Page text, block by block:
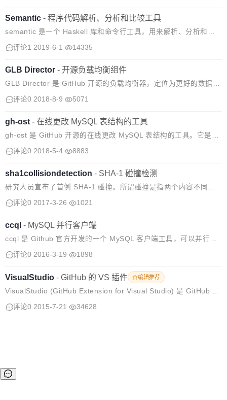
Semantic - 程序代码解析、分析和比较工具
semantic 是一个 Haskell 库和命令行工具，用来解析、分析和比
较程序代码。 使用方法： Parse Diff Graph 支持的编程语言：
评论1 2019-6-1 14335
GLB Director - 开源负载均衡组件
GLB Director 是 GitHub 开源的负载均衡器，定位为更好的数据中
心负载均衡器。 GLB Director 是第4层负载均衡器，可在大量物理
评论0 2018-8-9 5071
gh-ost - ​在线更改 MySQL 表结构的工具
gh-ost 是 GitHub 开源的在线更改 MySQL 表结构的工具。它是可
测试的，并提供了停止服务(pausability)、动态控制/重新配置、审
评论0 2018-5-4 8883
sha1collisiondetection - SHA-1 碰撞检测
研究人员宣布了首例 SHA-1 碰撞。所谓碰撞是指两个内容不同的
对象产生了相同的 SHA-1 哈希值。 在 Git 版本控制系统中，每个
评论0 2017-3-26 1021
ccql - MySQL 并行客户端
ccql 是 Github 官方开发的一个 MySQL 客户端工具，可以并行支
持多个 MySQL 服务器，相当于同时在多个 MySQL 服务器上执行
评论0 2016-3-19 1898
VisualStudio - GitHub 的 VS 插件 编辑推荐
VisualStudio (GitHub Extension for Visual Studio) 是 GitHub 的
Visual Studio 插件。 主要功能： 连接 GitHub 一键 cl...
评论0 2015-7-21 34628